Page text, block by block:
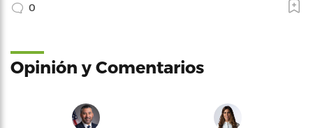
0
Opinión y Comentarios